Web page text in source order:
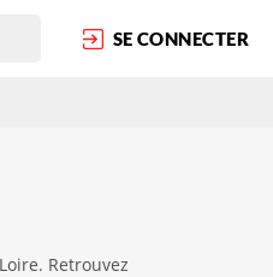
SE CONNECTER
Retrouvez